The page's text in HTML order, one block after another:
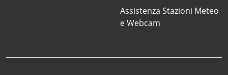
Assistenza Stazioni Meteo
e Webcam